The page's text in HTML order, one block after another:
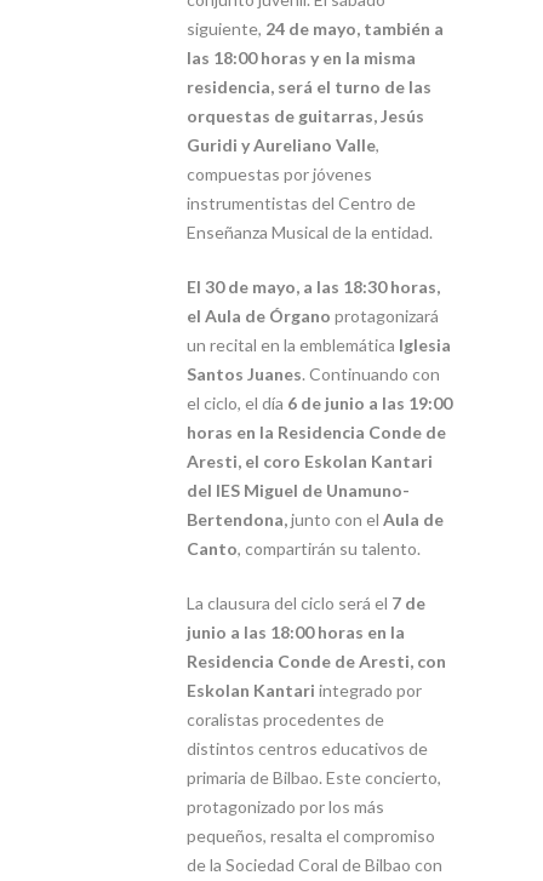
siguiente, 24 de mayo, también a
las 18:00 horas y en la misma
residencia, será el turno de las
orquestas de guitarras, Jesús
Guridi y Aureliano Valle,
compuestas por jóvenes
instrumentistas del Centro de
Enseñanza Musical de la entidad.
El 30 de mayo, a las 18:30 horas,
el Aula de Órgano protagonizará
un recital en la emblemática Iglesia
Santos Juanes. Continuando con
el ciclo, el día 6 de junio a las 19:00
horas en la Residencia Conde de
Aresti, el coro Eskolan Kantari
del IES Miguel de Unamuno-
Bertendona,junto con el Aula de
Canto, compartirán su talento.
La clausura del ciclo será el 7 de
junio a las 18:00 horas en la
Residencia Conde de Aresti, con
Eskolan Kantari integrado por
coralistas procedentes de
distintos centros educativos de
primaria de Bilbao. Este concierto,
protagonizado por los más
pequeños, resalta el compromiso
de la Sociedad Coral de Bilbao con